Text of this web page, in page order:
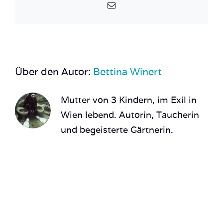
E-
Über den Autor: Bettina Winert
Mutter von 3 Kindern, im Exil in
Wien lebend. Autorin, Taucherin
und begeisterte Gärtnerin.